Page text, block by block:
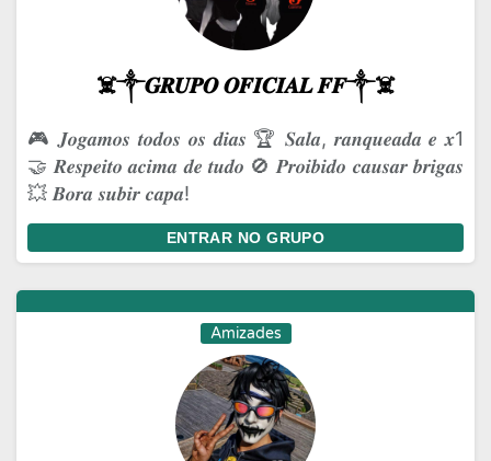
☠️༒𝑮𝑹𝑼𝑷𝑶 𝑶𝑭𝑰𝑪𝑰𝑨𝑳 𝑭𝑭༒☠️
🎮 𝑱𝒐𝒈𝒂𝒎𝒐𝒔 𝒕𝒐𝒅𝒐𝒔 𝒐𝒔 𝒅𝒊𝒂𝒔 🏆 𝑺𝒂𝒍𝒂, 𝒓𝒂𝒏𝒒𝒖𝒆𝒂𝒅𝒂 𝒆 𝒙1
🤝 𝑹𝒆𝒔𝒑𝒆𝒊𝒕𝒐 𝒂𝒄𝒊𝒎𝒂 𝒅𝒆 𝒕𝒖𝒅𝒐 🚫 𝑷𝒓𝒐𝒊𝒃𝒊𝒅𝒐 𝒄𝒂𝒖𝒔𝒂𝒓 𝒃𝒓𝒊𝒈𝒂𝒔
💥 𝑩𝒐𝒓𝒂 𝒔𝒖𝒃𝒊𝒓 𝒄𝒂𝒑𝒂!
ENTRAR NO GRUPO
Amizades